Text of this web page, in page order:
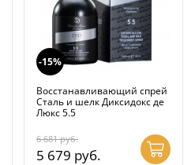
-15%
Восстанавливающий спрей
Сталь и шелк Диксидокс де
Люкс 5.5
6 681руб.
5 679 руб.